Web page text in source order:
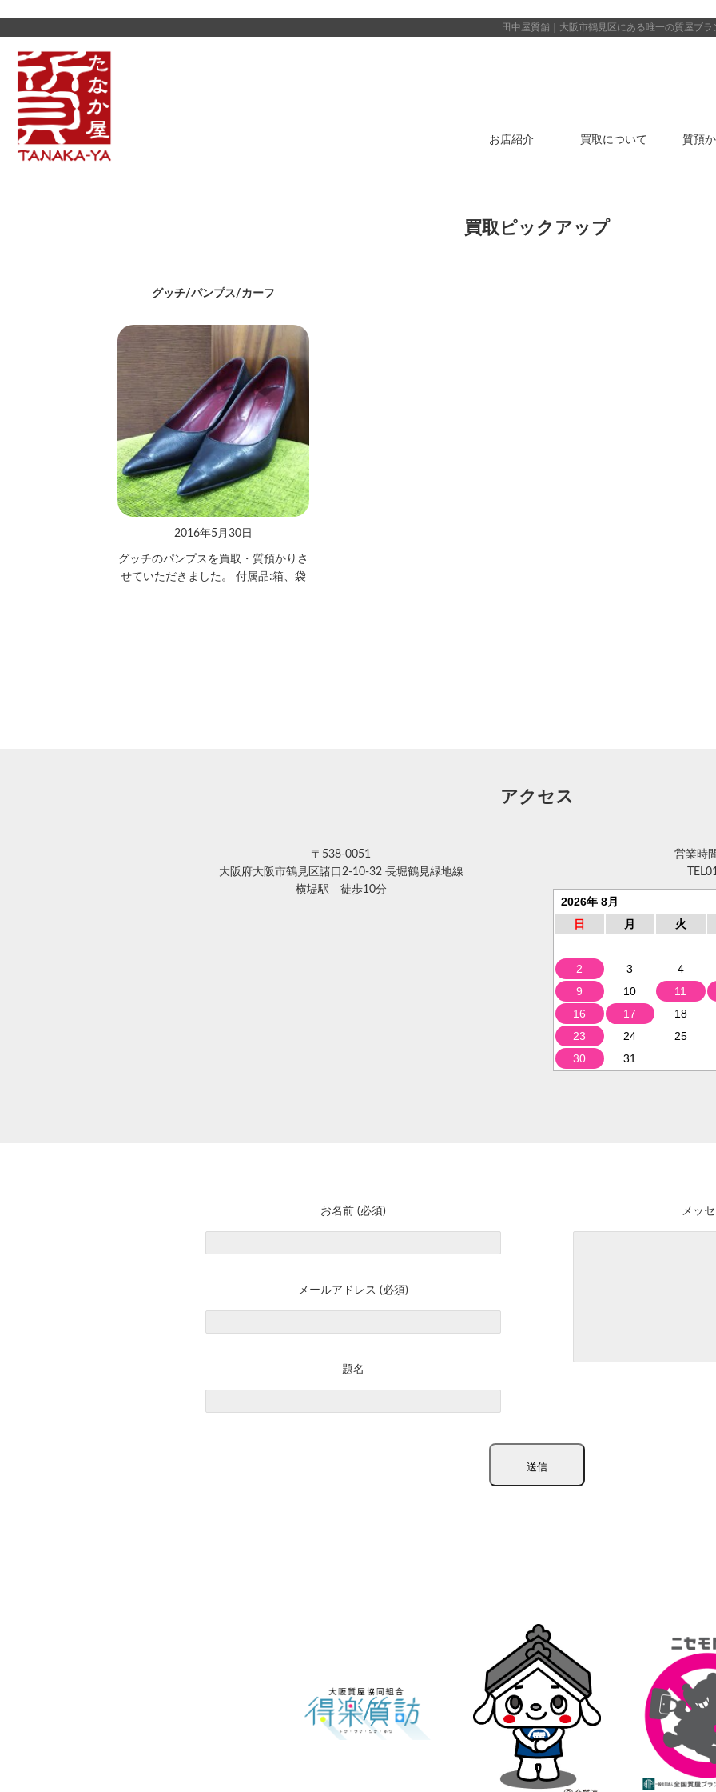
田中屋質舗｜大阪市鶴見区にある唯一の質屋ブラ
お店紹介 買取について 質預
買取ピックアップ
グッチ/パンプス/カーフ
2016年5月30日
グッチのパンプスを買取・質預かりさ
せていただきました。 付属品:箱、袋
アクセス
〒538-0051
大阪府大阪市鶴見区諸口2-10-32 長堀鶴見緑地線
横堤駅 徒歩10分
営業時
TEL
2026年 8月
日
月 火
2 3
4
9
10
11
16
17
18
23
24
25
30
31
お名前 (必須)
メールアドレス (必須)
題名
メッ